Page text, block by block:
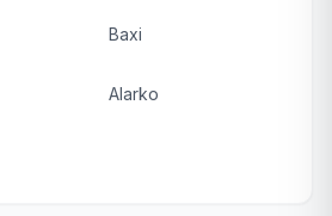
Baxi
Alarko